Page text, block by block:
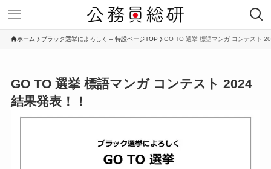
ホーム ブラック選挙によろしく – 特設ページTOP GO TO 選挙 標語マンガ コンテスト
GO TO 選挙 標語マンガ コンテスト 2024
結果発表！！